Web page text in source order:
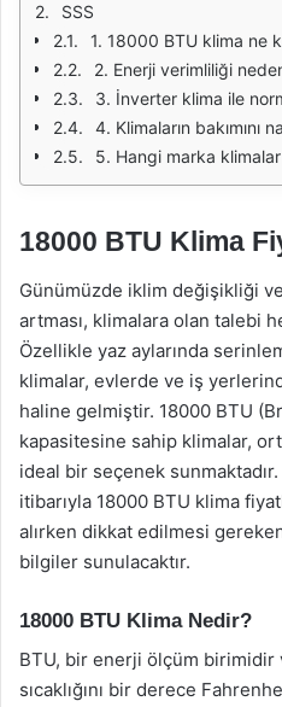
SSS
1. 18000 BTU klima ne
2. Enerji verimliliği
3. İnverter klima ile
4. Klimaların bakımını
5. Hangi marka
18000 BTU Klima
Günümüzde iklim değişikliği ve
artması, klimalara olan talebi
Özellikle yaz aylarında
klimalar, evlerde ve iş
haline gelmiştir. 18000 BTU
kapasitesine sahip klimalar,
ideal bir seçenek sunmaktadır.
itibarıyla 18000 BTU klima
alırken dikkat edilmesi
bilgiler sunulacaktır.
18000 BTU Klima Nedir?
BTU, bir enerji ölçüm birimidir
sıcaklığını bir derece